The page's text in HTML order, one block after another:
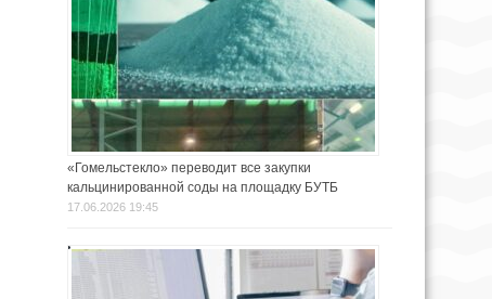
«Гомельстекло» переводит все закупки
кальцинированной соды на площадку БУТБ
17.06.2026 19:45